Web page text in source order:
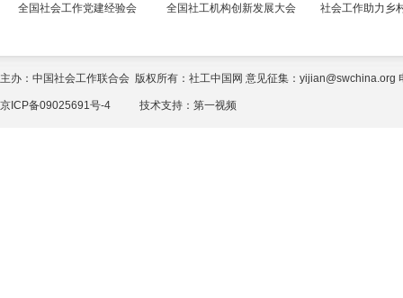
全国社会工作党建经验会 全国社工机构创新发展大会 社会工作助力乡
主办：中国社会工作联合会 版权所有：社工中国网 意见征集：yijian@swchina.org
京ICP备09025691号-4 技术支持： 第一视频